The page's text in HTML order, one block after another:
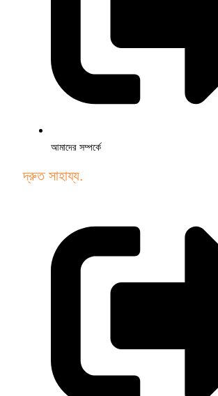
আমাদের সম্পর্কে
দ্রুত সাহায্য.